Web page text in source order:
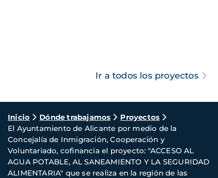
Ir a todos los proyectos
Ruta
de
navegación
Inicio Dónde trabajamos
Proyectos
El Ayuntamiento de Alicante por medio de la
Concejalía de Inmigración, Cooperación y
Voluntariado, cofinancia el proyecto: "ACCESO AL
AGUA POTABLE, AL SANEAMIENTO Y LA SEGURIDAD
ALIMENTARIA" que se realiza en la región de las